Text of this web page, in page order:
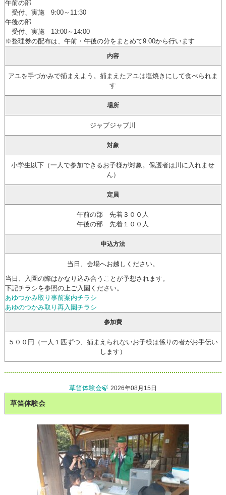
午前の部
受付、実施 9:00～11:30
午後の部
受付、実施 13:00～14:00
※整理券の配布は、午前・午後の分をまとめて9:00から行います
内容
アユを手づかみで捕まえよう。捕まえたアユは塩焼きにして食べられま
す
場所
ジャブジャブ川
対象
小学生以下（一人で参加できるお子様が対象。保護者は川に入れませ
ん）
定員
午前の部 先着３００人
午後の部 先着１００人
申込方法
当日、会場へお越しください。
当日、入園の際はかなり込み合うことが予想されます。
下記チラシを参照の上ご入園ください。
あゆつかみ取り事前案内チラシ
あゆのつかみ取り再入園チラシ
参加費
５００円（一人１匹ずつ、捕まえられないお子様は係りの者がお手伝い
します）
草笛体験会🍃 2026年08月15日
草笛体験会